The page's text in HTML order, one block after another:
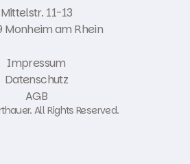
Mittelstr. 11-13
Monheim am Rhein
Impressum
Datenschutz
AGB
All Rights Reserved.